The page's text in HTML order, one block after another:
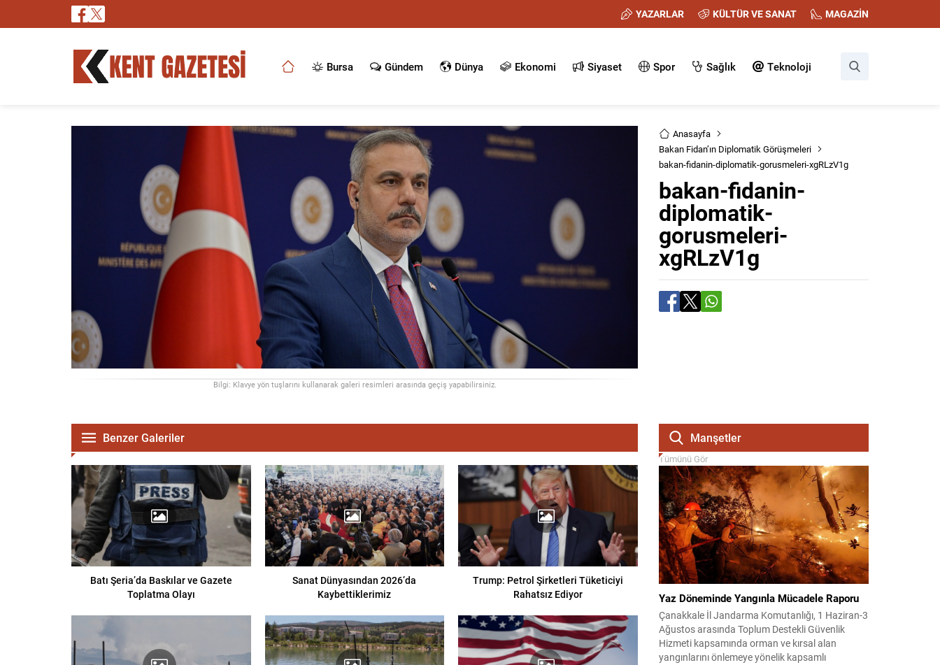
YAZARLAR KÜLTÜR VE SANAT MAGAZİN
Bursa Gündem Dünya Ekonomi Siyaset Spor Sağlık Teknoloji
Bilgi: Klavye yön tuşlarını kullanarak galeri resimleri arasında geçiş yapabilirsiniz.
Anasayfa
Bakan Fidan’ın Diplomatik Görüşmeleri
bakan-fidanin-diplomatik-gorusmeleri-xgRLzV1g
bakan-fidanin-
diplomatik-
gorusmeleri-
xgRLzV1g
Benzer Galeriler
Batı Şeria’da Baskılar ve Gazete
Toplatma Olayı
Sanat Dünyasından 2026’da
Kaybettiklerimiz
Trump: Petrol Şirketleri Tüketiciyi
Rahatsız Ediyor
Manşetler
Tümünü Gör
Yaz Döneminde Yangınla Mücadele Raporu
Çanakkale İl Jandarma Komutanlığı, 1 Haziran-3
Ağustos arasında Toplum Destekli Güvenlik
Hizmeti kapsamında orman ve kırsal alan
yangınlarını önlemeye yönelik kapsamlı